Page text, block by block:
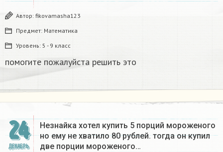
Автор: fikovamasha123
Предмет: Математика
Уровень: 5 - 9 класс
помогите пожалуйста решить это
24
ДЕКАБРЬ
Незнайка хотел купить 5 порций мороженого
но ему не хватило 80 рублей. тогда он купил
две порции мороженого…